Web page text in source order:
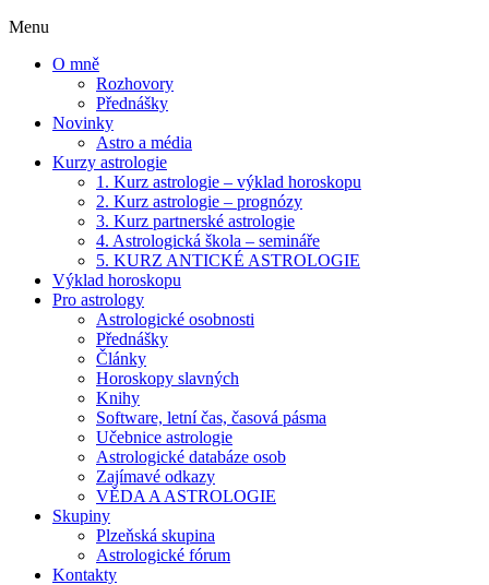
Menu
O mně
Rozhovory
Přednášky
Novinky
Astro a média
Kurzy astrologie
1. Kurz astrologie – výklad horoskopu
2. Kurz astrologie – prognózy
3. Kurz partnerské astrologie
4. Astrologická škola – semináře
5. KURZ ANTICKÉ ASTROLOGIE
Výklad horoskopu
Pro astrology
Astrologické osobnosti
Přednášky
Články
Horoskopy slavných
Knihy
Software, letní čas, časová pásma
Učebnice astrologie
Astrologické databáze osob
Zajímavé odkazy
VĚDA A ASTROLOGIE
Skupiny
Plzeňská skupina
Astrologické fórum
Kontakty